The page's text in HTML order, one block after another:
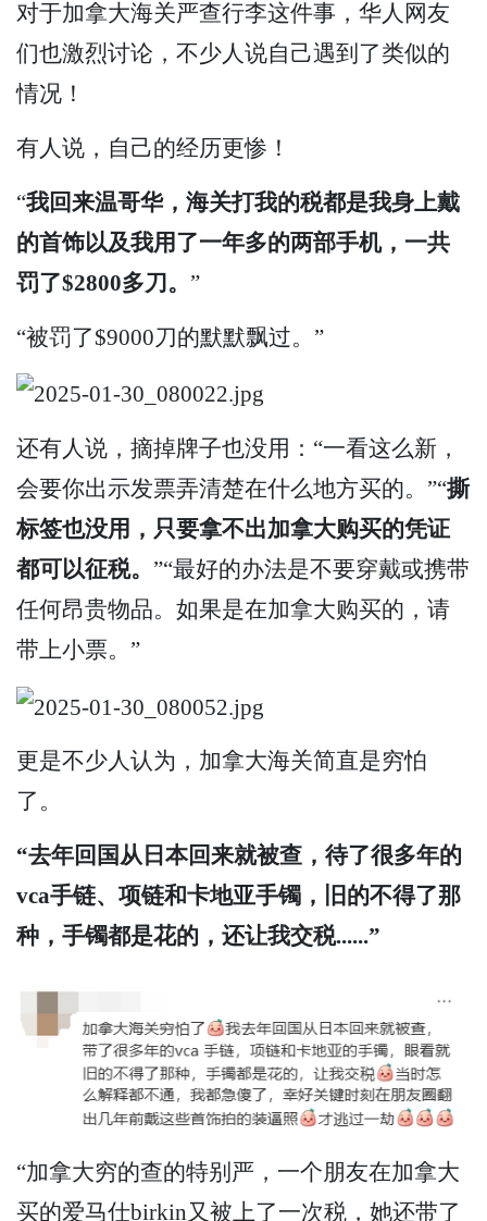
对于加拿大海关严查行李这件事，华人网友
们也激烈讨论，不少人说自己遇到了类似的
情况！
有人说，自己的经历更惨！
“我回来温哥华，海关打我的税都是我身上戴
的首饰以及我用了一年多的两部手机，一共
罚了$2800多刀。 ”
“被罚了$9000刀的默默飘过。”
还有人说，摘掉牌子也没用：“一看这么新，
会要你出示发票弄清楚在什么地方买的。”“撕
标签也没用，只要拿不出加拿大购买的凭证
都可以征税。 ”“最好的办法是不要穿戴或携带
任何昂贵物品。如果是在加拿大购买的，请
带上小票。”
更是不少人认为，加拿大海关简直是穷怕
了。
“去年回国从日本回来就被查，待了很多年的
vca手链、项链和卡地亚手镯，旧的不得了那
种，手镯都是花的，还让我交税......”
“加拿大穷的查的特别严，一个朋友在加拿大
买的爱马仕birkin又被上了一次税，她还带了